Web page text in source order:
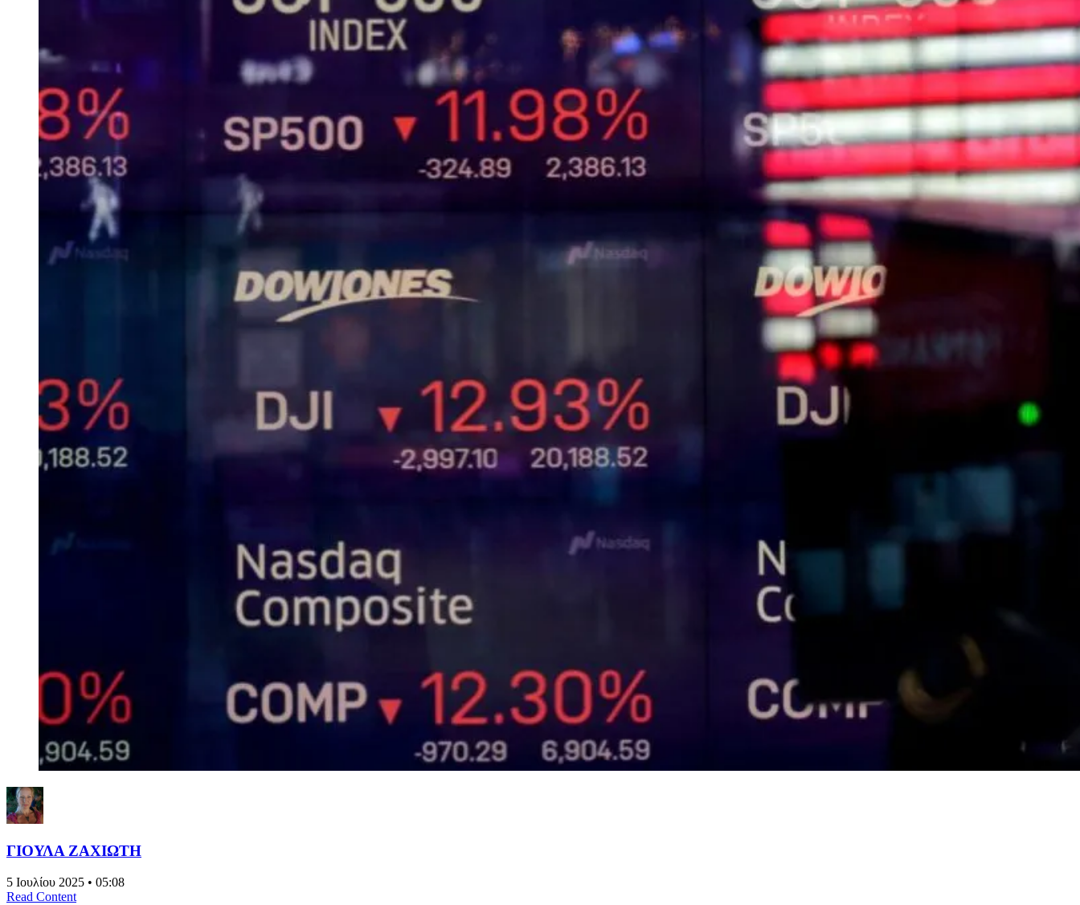
ΓΙΟΥΛΑ ΖΑΧΙΩΤΗ
5 Ιουλίου 2025 • 05:08
Read Content